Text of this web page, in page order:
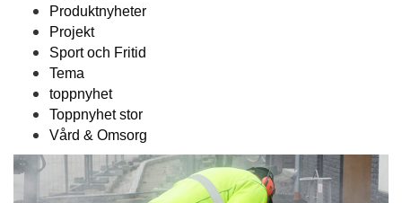
Produktnyheter
Projekt
Sport och Fritid
Tema
toppnyhet
Toppnyhet stor
Vård & Omsorg